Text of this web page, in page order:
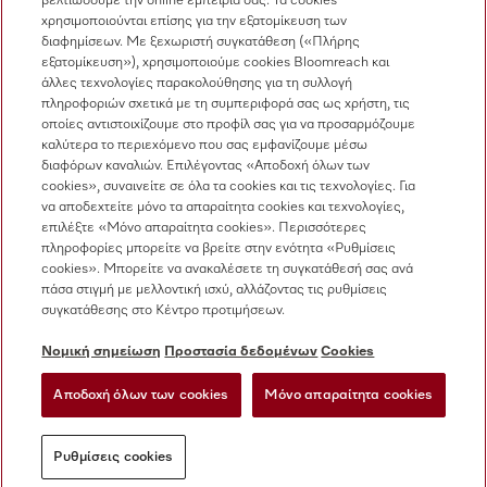
Εξυπηρέτηση πελατών
210 6794444
Ακολουθήστε τη Miele Professional
Νομική σημείωση
Ρυθμίσεις cookies
χρησιμοποιούνται επίσης για την εξατομίκευση των
διαφημίσεων. Με ξεχωριστή συγκατάθεση («Πλήρης
εξατομίκευση»), χρησιμοποιούμε cookies Bloomreach και
άλλες τεχνολογίες παρακολούθησης για τη συλλογή
πληροφοριών σχετικά με τη συμπεριφορά σας ως χρήστη, τις
οποίες αντιστοιχίζουμε στο προφίλ σας για να προσαρμόζουμε
καλύτερα το περιεχόμενο που σας εμφανίζουμε μέσω
διαφόρων καναλιών. Επιλέγοντας «Αποδοχή όλων των
cookies», συναινείτε σε όλα τα cookies και τις τεχνολογίες. Για
να αποδεχτείτε μόνο τα απαραίτητα cookies και τεχνολογίες,
επιλέξτε «Μόνο απαραίτητα cookies». Περισσότερες
πληροφορίες μπορείτε να βρείτε στην ενότητα «Ρυθμίσεις
cookies». Μπορείτε να ανακαλέσετε τη συγκατάθεσή σας ανά
πάσα στιγμή με μελλοντική ισχύ, αλλάζοντας τις ρυθμίσεις
συγκατάθεσης στο Κέντρο προτιμήσεων.
Νομική σημείωση Προστασία δεδομένων Cookies
Αποδοχή όλων των cookies Μόνο απαραίτητα cookies
Ρυθμίσεις cookies